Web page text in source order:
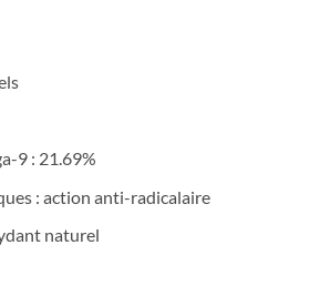
9 : 21.69%
: action anti-radicalaire
naturel